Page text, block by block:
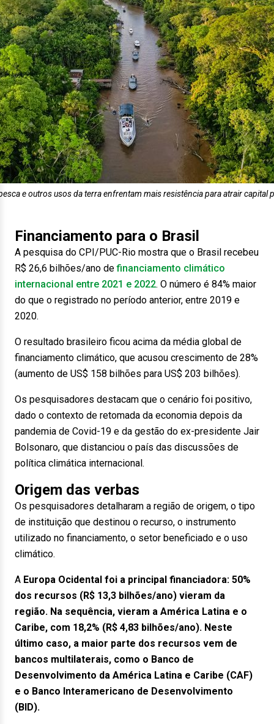
e outros usos da terra enfrentam mais resistência para atrair capital
Financiamento para o Brasil
A pesquisa do CPI/PUC-Rio mostra que o Brasil recebeu
R$ 26,6 bilhões/ano definanciamento climático
internacional entre 2021 e 2022. O número é 84% maior
do que o registrado no período anterior, entre 2019 e
2020.
O resultado brasileiro ficou acima da média global de
financiamento climático, que acusou crescimento de 28%
(aumento de US$ 158 bilhões para US$ 203 bilhões).
Os pesquisadores destacam que o cenário foi positivo,
dado o contexto de retomada da economia depois da
pandemia de Covid-19 e da gestão do ex-presidente Jair
Bolsonaro, que distanciou o país das discussões de
política climática internacional.
Origem das verbas
Os pesquisadores detalharam a região de origem, o tipo
de instituição que destinou o recurso, o instrumento
utilizado no financiamento, o setor beneficiado e o uso
climático.
A Europa Ocidental foi a principal financiadora: 50%
dos recursos (R$ 13,3 bilhões/ano) vieram da
região. Na sequência, vieram a América Latina e o
Caribe, com 18,2% (R$ 4,83 bilhões/ano). Neste
último caso, a maior parte dos recursos vem de
bancos multilaterais, como o Banco de
Desenvolvimento da América Latina e Caribe (CAF)
e o Banco Interamericano de Desenvolvimento
(BID).